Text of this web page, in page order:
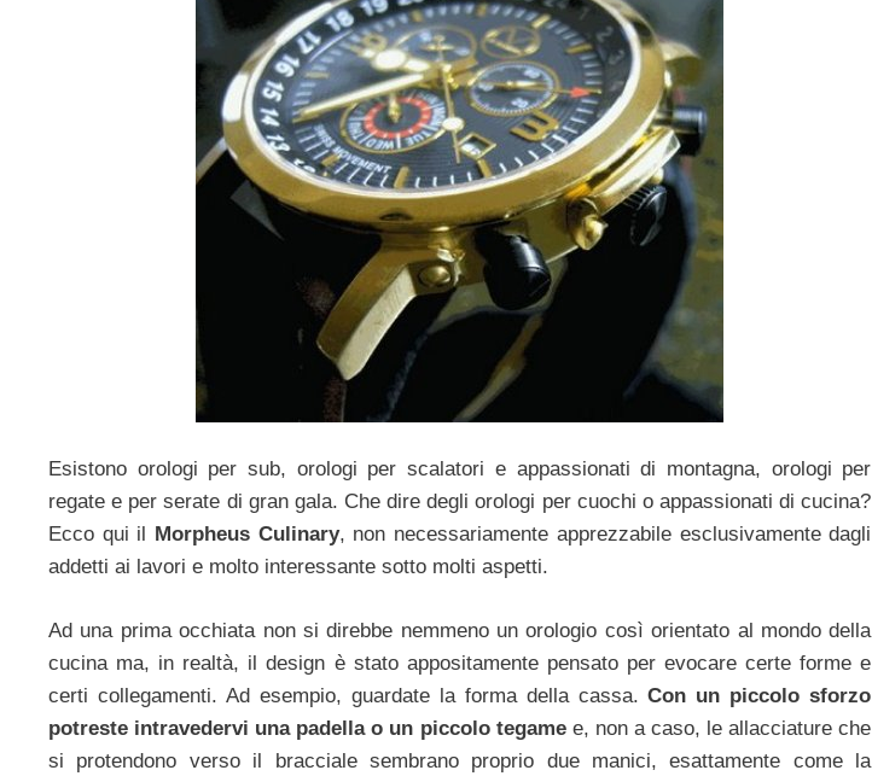
Esistono orologi per sub, orologi per scalatori e appassionati di montagna, orologi per
regate e per serate di gran gala. Che dire degli orologi per cuochi o appassionati di cucina?
Ecco qui il Morpheus Culinary, non necessariamente apprezzabile esclusivamente dagli
addetti ai lavori e molto interessante sotto molti aspetti.
Ad una prima occhiata non si direbbe nemmeno un orologio così orientato al mondo della
cucina ma, in realtà, il design è stato appositamente pensato per evocare certe forme e
certi collegamenti. Ad esempio, guardate la forma della cassa.Con un piccolo sforzo
potreste intravedervi una padella o un piccolo tegame e, non a caso, le allacciature che
si protendono verso il bracciale sembrano proprio due manici, esattamente come la